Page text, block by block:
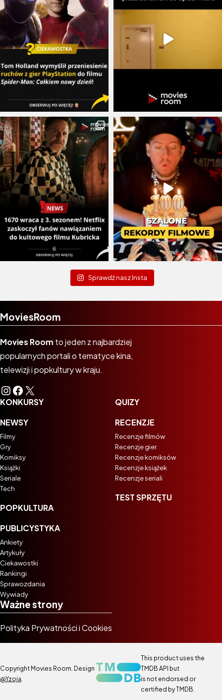
Sprawdź nasz Insta
MoviesRoom
Movies Room to jeden z najbardziej
popularnych portali o tematyce kina,
telewizji i popkultury w kraju.
Instagram
Facebook
X
KONKURSY
NEWSY
Filmy
Gry
Komiksy
Książki
Seriale
Tech
POPKULTURA
PUBLICYSTYKA
Ankiety
Artykuły
Ciekawostki
Rankingi
Sprawozdania
Wywiady
QUIZY
RECENZJE
Recenzje filmów
Recenzje gier
Recenzje komiksów
Recenzje książek
Recenzje seriali
TEST SPRZĘTU
Ważne strony
Polityka Prywatności i Cookies
Copyright Movies Room. Design
@Yzoja.
This product uses the
TMDB API but
is not endorsed or
certified by TMDB.